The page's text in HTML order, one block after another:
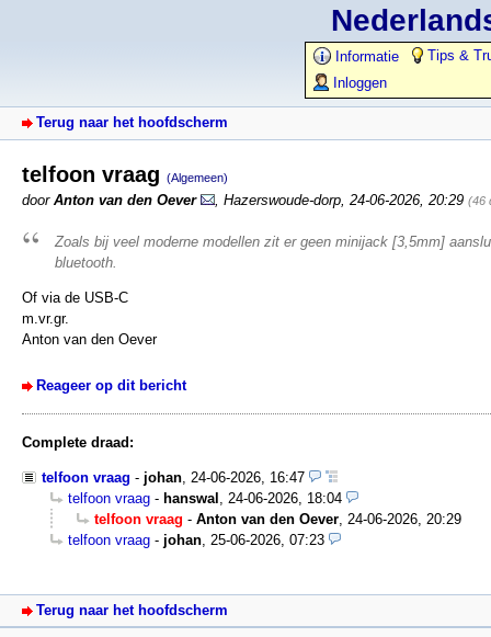
Informatie
Tips &
Inloggen
Terug naar het hoofdscherm
telfoon vraag (Algemeen)
door Anton van den Oever Hazerswoude-dorp 24-06-2026, 20:29 (46
Zoals bij veel moderne modellen zit er geen minijack [3,5mm]
bluetooth.
Of via de USB-C
m.vr.gr.
Anton van den Oever
Reageer op dit bericht
Complete draad:
telfoon vraag - johan, 24-06-2026, 16:47
telfoon vraag - hanswal , 24-06-2026, 18:04
telfoon vraag - Anton van den Oever, 24-06-2026, 20:29
telfoon vraag - johan, 25-06-2026, 07:23
Terug naar het hoofdscherm